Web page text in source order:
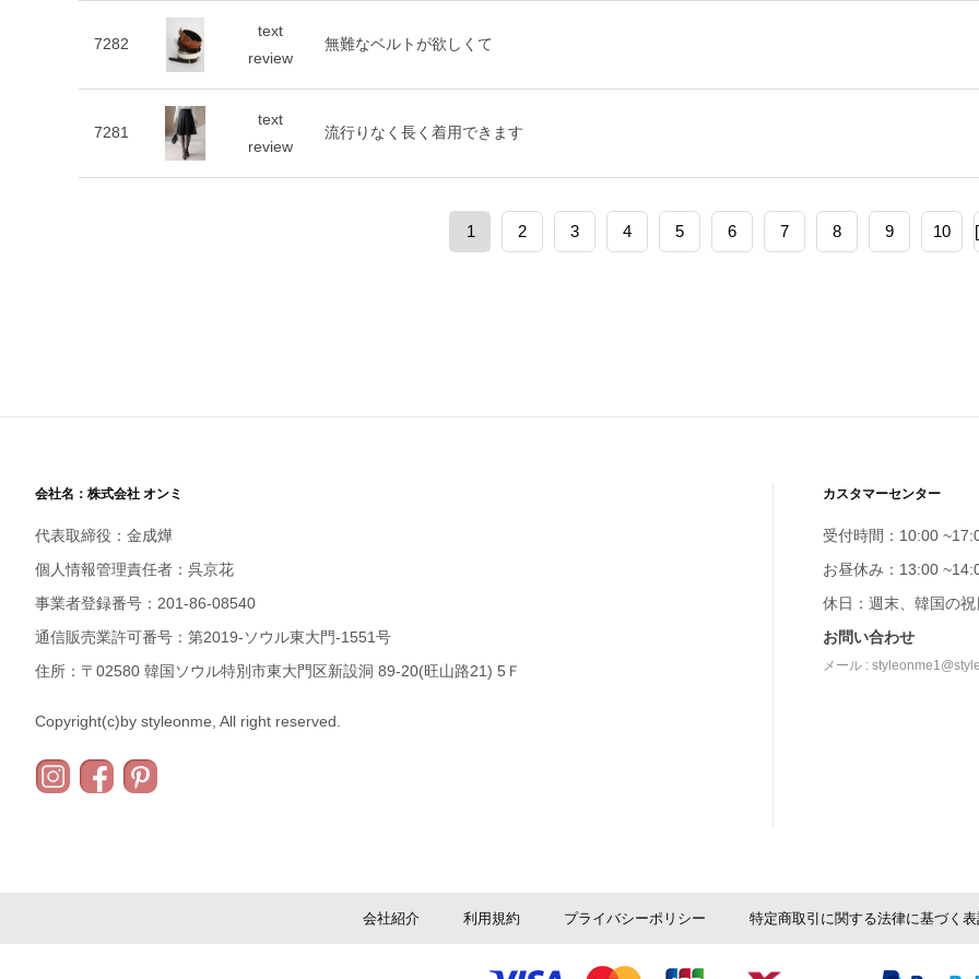
7282
text
review
無難なベルトが欲しくて
7281
text
review
流行りなく長く着用できます
1 2 3 4 5 6 7 8 9 10
会社名：株式会社 オンミ
代表取締役：金成燁
個人情報管理責任者：呉京花
事業者登録番号：201-86-08540
通信販売業許可番号：第2019-ソウル東大門-1551号
住所：〒02580 韓国ソウル特別市東大門区新設洞 89-20(旺山路21) 5Ｆ
Copyright(c)by styleonme, All right reserved.
カスタマーセンター
受付時間：10:00
お昼休み：13:00
休日：週末、韓国の祝
お問い合わせ
メール :
会社紹介 利用規約 プライバシーポリシー 特定商取引に関する法律に基づく